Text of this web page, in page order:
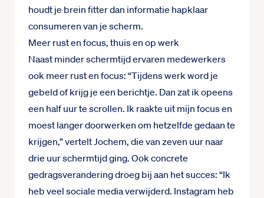
houdt je brein fitter dan informatie hapklaar
consumeren van je scherm.
Meer rust en focus, thuis en op werk
Naast minder schermtijd ervaren medewerkers
ook meer rust en focus: “Tijdens werk word je
gebeld of krijg je een berichtje. Dan zat ik opeens
een half uur te scrollen. Ik raakte uit mijn focus en
moest langer doorwerken om hetzelfde gedaan te
krijgen,” vertelt Jochem, die van zeven uur naar
drie uur schermtijd ging. Ook concrete
gedragsverandering droeg bij aan het succes: “Ik
heb veel sociale media verwijderd. Instagram heb